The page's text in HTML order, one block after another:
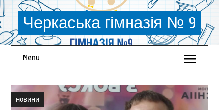
Черкаська гімназія № 9
Menu
новини